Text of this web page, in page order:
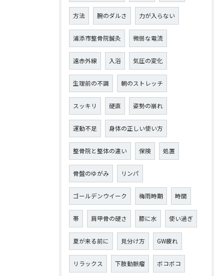
方法 腕のダルさ 力が入らない
浦添市整骨院鍼灸 微弱な電流
遠赤外線 入浴 気圧の変化
生理前の不調 朝のストレッチ
スッキリ 硬直 姿勢の崩れ
運動不足 身体の正しい使い方
整骨院と整体の違い 保険 処置
骨盤のゆがみ リンパ
ゴールデンウイーク 梅雨時期 時間
帯 肩甲骨の硬さ 膝に水 使い過ぎ
夏が来る前に 見分け方 GW疲れ
リラックス 下肢動脈瘤 ボコボコ